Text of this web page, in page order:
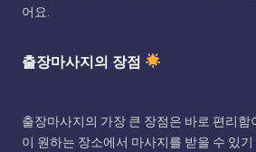
어요.
출장마사지의 장점
출장마사지의 가장 큰 장점은 바로 편리함
이 원하는 장소에서 마사지를 받을 수 있